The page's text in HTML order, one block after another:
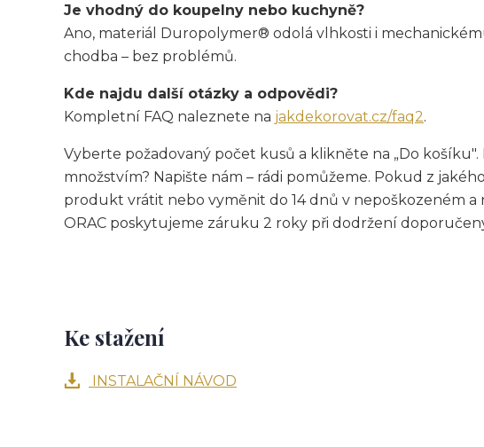
Je vhodný do koupelny nebo kuchyně?
Ano, materiál Duropolymer® odolá vlhkosti i
chodba – bez problémů.
Kde najdu další otázky a odpovědi?
Kompletní FAQ naleznete na jakdekorovat.cz/faq2.
Vyberte požadovaný počet kusů a klikněte na „Do
množstvím? Napište nám – rádi pomůžeme. Pokud z
produkt vrátit nebo vyměnit do 14 dnů v nepoškozeném
ORAC poskytujeme záruku 2 roky při dodržení
Ke stažení
INSTALAČNÍ NÁVOD